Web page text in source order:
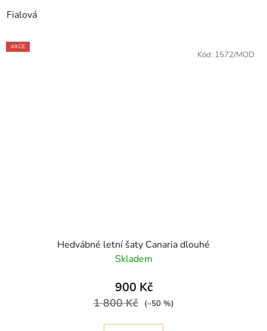
Fialová
AKCE
Hedvábné letní šaty Canaria dlouhé
Skladem
900 Kč
1 800 Kč (–50 %)
Kód: 1572/MOD